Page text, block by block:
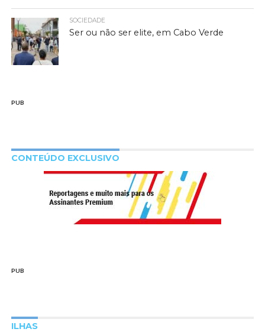
SOCIEDADE
Ser ou não ser elite, em Cabo Verde
PUB
CONTEÚDO EXCLUSIVO
PUB
ILHAS